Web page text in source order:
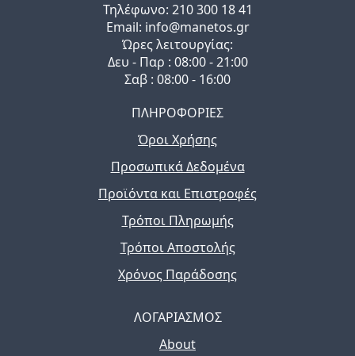
Τηλέφωνo: 210 300 18 41
Email: info@manetos.gr
Ώρες λειτουργίας:
Δευ - Παρ : 08:00 - 21:00
Σαβ : 08:00 - 16:00
ΠΛΗΡΟΦΟΡΙΕΣ
Όροι Χρήσης
Προσωπικά Δεδομένα
Προϊόντα και Επιστροφές
Τρόποι Πληρωμής
Τρόποι Αποστολής
Χρόνος Παράδοσης
ΛΟΓΑΡΙΑΣΜΟΣ
About